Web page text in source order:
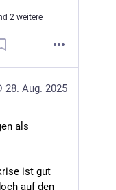
2 weitere
28. Aug. 2025
als
ist gut
auf den